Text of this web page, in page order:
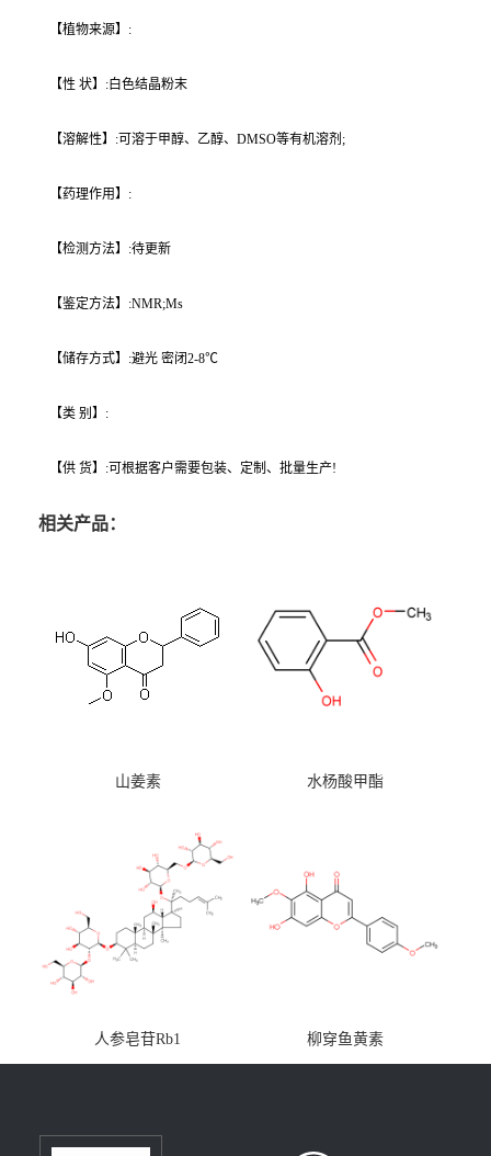
【植物来源】:
【性 状】:白色结晶粉末
【溶解性】:可溶于甲醇、乙醇、DMSO等有机溶剂;
【药理作用】:
【检测方法】:待更新
【鉴定方法】:NMR;Ms
【储存方式】:避光 密闭2-8℃
【类 别】:
【供 货】:可根据客户需要包装、定制、批量生产!
相关产品：
山姜素 水杨酸甲酯
人参皂苷Rb1 柳穿鱼黄素